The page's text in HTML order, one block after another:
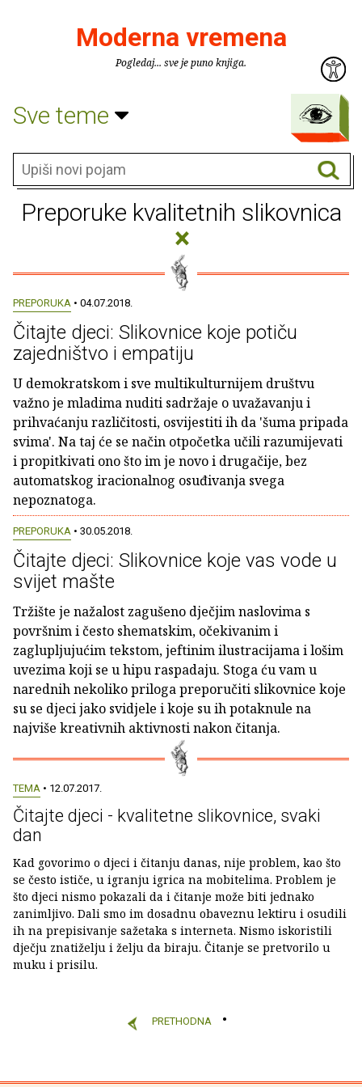
Moderna vremena
Pogledaj... sve je puno knjiga.
Sve teme
Preporuke kvalitetnih slikovnica
×
PREPORUKA • 04.07.2018.
Čitajte djeci: Slikovnice koje potiču
zajedništvo i empatiju
U demokratskom i sve multikulturnijem društvu
važno je mladima nuditi sadržaje o uvažavanju i
prihvaćanju različitosti, osvijestiti ih da 'šuma pripada
svima'. Na taj će se način otpočetka učili razumijevati
i propitkivati ono što im je novo i drugačije, bez
automatskog iracionalnog osuđivanja svega
nepoznatoga.
PREPORUKA • 30.05.2018.
Čitajte djeci: Slikovnice koje vas vode u
svijet mašte
Tržište je nažalost zagušeno dječjim naslovima s
površnim i često shematskim, očekivanim i
zaglupljujućim tekstom, jeftinim ilustracijama i lošim
uvezima koji se u hipu raspadaju. Stoga ću vam u
narednih nekoliko priloga preporučiti slikovnice koje
su se djeci jako svidjele i koje su ih potaknule na
najviše kreativnih aktivnosti nakon čitanja.
TEMA • 12.07.2017.
Čitajte djeci - kvalitetne slikovnice, svaki
dan
Kad govorimo o djeci i čitanju danas, nije problem, kao što
se često ističe, u igranju igrica na mobitelima. Problem je
što djeci nismo pokazali da i čitanje može biti jednako
zanimljivo. Dali smo im dosadnu obaveznu lektiru i osudili
ih na prepisivanje sažetaka s interneta. Nismo iskoristili
dječju znatiželju i želju da biraju. Čitanje se pretvorilo u
muku i prisilu.
PRETHODNA